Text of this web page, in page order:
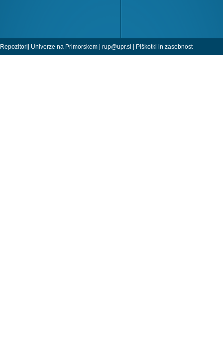
Repozitorij Univerze na Primorskem | rup@upr.si | Piškotki in zasebnost